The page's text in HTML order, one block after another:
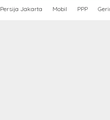
Persija Jakarta Mobil PPP